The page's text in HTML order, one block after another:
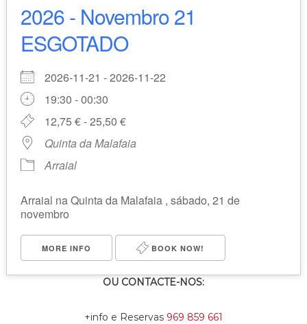
2026 - Novembro 21
ESGOTADO
2026-11-21 - 2026-11-22
19:30 - 00:30
12,75 € - 25,50 €
Quinta da Malafaia
Arraial
Arraial na Quinta da Malafaia , sábado, 21 de
novembro
MORE INFO BOOK NOW!
OU CONTACTE-NOS:
+info e Reservas 969 859 661